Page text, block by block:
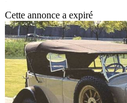
Cette annonce a expiré